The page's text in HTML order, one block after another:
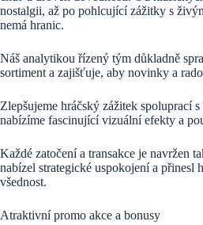
nostalgii, až po pohlcující zážitky s
nemá hranic.
Náš analytikou řízený tým důkladně
sortiment a zajišťuje, aby novinky a
Zlepšujeme hráčský zážitek spoluprací
nabízíme fascinující vizuální efekty a
Každé zatočení a transakce je navržen
nabízel strategické uspokojení a přinesl
všednost.
Atraktivní promo akce a bonusy